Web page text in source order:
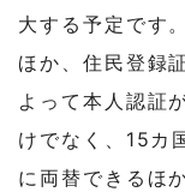
大する予定です
ほか、住民登録
よって本人認証
けでなく、15カ
に両替できるほ